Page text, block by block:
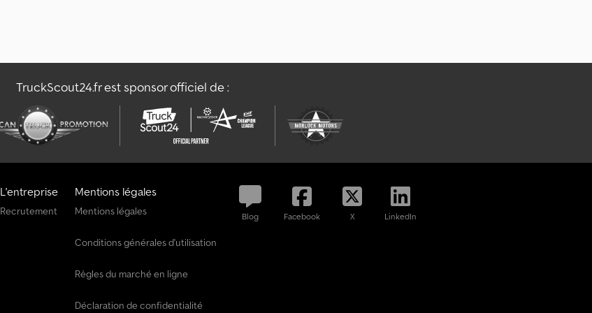
TruckScout24.fr est sponsor officiel de :
L'entreprise
Recrutement
Mentions légales
Mentions légales
Conditions générales d'utilisation
Règles du marché en ligne
Déclaration de confidentialité
Blog Facebook X LinkedIn